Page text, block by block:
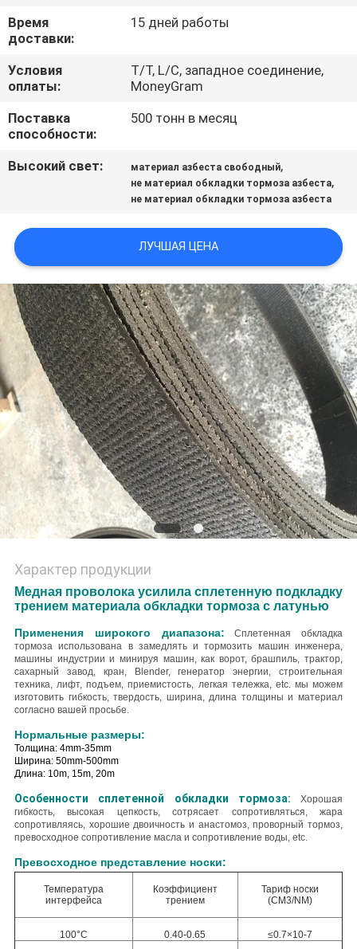
СПРОСИТЕ
ЦИТАТУ
КАРТА
САЙТА
PRIVACY
Время
доставки:
15 дней работы
Условия
оплаты:
T/T, L/C, западное соединение,
MoneyGram
Поставка
способности:
500 тонн в месяц
Высокий свет: материал азбеста свободный,
не материал обкладки тормоза азбеста,
не материал обкладки тормоза азбеста
ЛУЧШАЯ ЦЕНА
Характер продукции
Медная проволока усилила сплетенную подкладку
трением материала обкладки тормоза с латунью
Применения широкого диапазона: Сплетенная обкладка
тормоза использована в замедлять и тормозить машин инженера,
машины индустрии и минируя машин, как ворот, брашпиль, трактор,
сахарный завод, кран, Blender, генератор энергии, строительная
техника, лифт, подъем, приемистость, легкая тележка, etc.мы можем
изготовить гибкость, твердость, ширина, длина толщины и материал
согласно вашей просьбе.
Нормальные размеры:
Толщина: 4mm-35mm
Ширина: 50mm-500mm
Длина: 10m, 15m, 20m
Особенности сплетенной обкладки тормоза:
Хорошая
гибкость, высокая цепкость, сотрясает сопротивляться, жара
сопротивляясь, хорошие двоичность и анастомоз, проворный тормоз,
превосходное сопротивление масла и сопротивление воды, etc.
Превосходное представление носки:
Температура
интерфейса
Коэффициент
трением
Тариф носки
(CM3/NM)
100°C 0.40-0.65 ≤0.7×10-7